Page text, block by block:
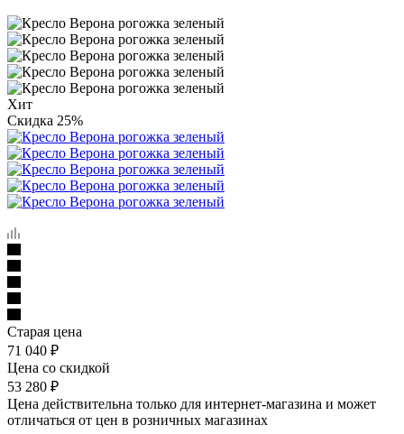
Хит
Скидка 25%
Старая цена
71 040 ₽
Цена со скидкой
53 280 ₽
Цена действительна только для интернет-магазина и может
отличаться от цен в розничных магазинах